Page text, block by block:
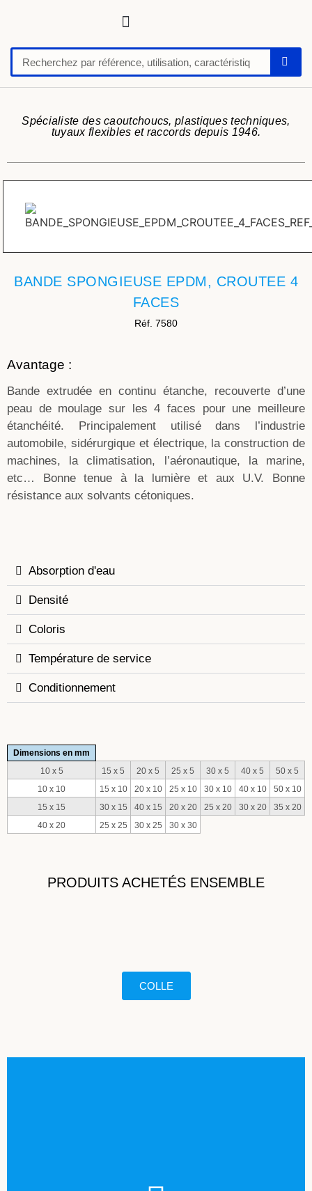
Spécialiste des caoutchoucs, plastiques techniques,
tuyaux flexibles et raccords depuis 1946.
BANDE SPONGIEUSE EPDM, CROUTEE 4
FACES
Réf. 7580
Avantage :
Bande extrudée en continu étanche, recouverte d’une
peau de moulage sur les 4 faces pour une meilleure
étanchéité. Principalement utilisé dans l’industrie
automobile, sidérurgique et électrique, la construction de
machines, la climatisation, l’aéronautique, la marine,
etc… Bonne tenue à la lumière et aux U.V. Bonne
résistance aux solvants cétoniques.
Absorption d'eau
Densité
Coloris
Température de service
Conditionnement
Dimensions en mm
10 x 5
15 x 5 20 x 5 25 x 5 30 x 5 40 x 5
50 x 5
10 x 10
15 x 10 20 x 10 25 x 10 30 x 10 40 x 10
50 x 10
15 x 15
30 x 15 40 x 15 20 x 20 25 x 20 30 x 20
35 x 20
40 x 20
25 x 25 30 x 25 30 x 30
PRODUITS ACHETÉS ENSEMBLE
COLLE